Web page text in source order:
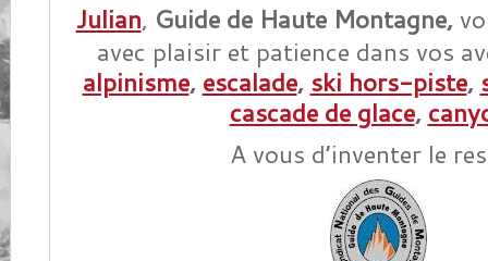
Julian, Guide de Haute Montagne,
avec plaisir et patience dans vos
alpinisme, escalade, ski hors-piste,
cascade de glace,
A vous d’inventer le